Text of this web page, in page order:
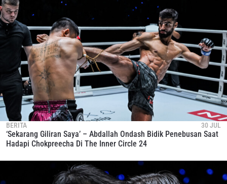
BERITA 30 JUL
‘Sekarang Giliran Saya’ – Abdallah Ondash Bidik Penebusan Saat
Hadapi Chokpreecha Di The Inner Circle 24